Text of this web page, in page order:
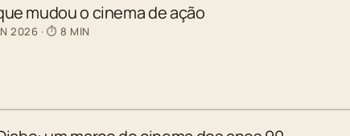
mudou o cinema de ação
2026 · ⏱ 8 MIN